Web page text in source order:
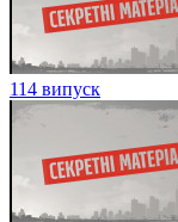
114 випуск